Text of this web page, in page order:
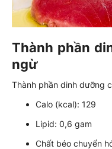
Thành phần
ngừ
Thành phần dinh dưỡng
Calo (kcal): 129
Lipid: 0,6 gam
Chất béo chuyển